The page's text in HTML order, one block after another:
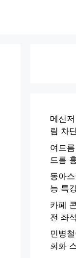
메신
림 차
여드
드름
동아
능 특
카페
전 좌
민병
회화